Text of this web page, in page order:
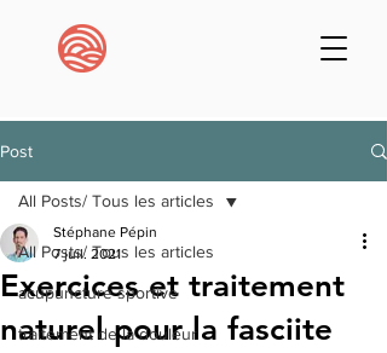
Post
All Posts/ Tous les articles
acupuncture sportive
traitement de la douleur
All Posts/ Tous les articles
Exercices et traitement
naturel pour la fasciite
Stéphane Pépin
7 juil. 2021